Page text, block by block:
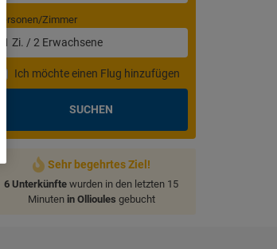
Personen/Zimmer
1 Zi. / 2 Erwachsene
Ich möchte einen Flug hinzufügen
SUCHEN
Sehr begehrtes Ziel!
6 Unterkünfte wurden in den letzten 15
Minutenin Ollioules gebucht